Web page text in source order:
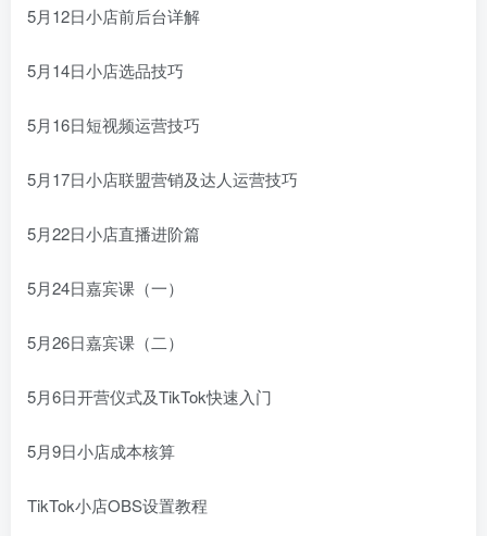
5月12日小店前后台详解
5月14日小店选品技巧
5月16日短视频运营技巧
5月17日小店联盟营销及达人运营技巧
5月22日小店直播进阶篇
5月24日嘉宾课（一）
5月26日嘉宾课（二）
5月6日开营仪式及TikTok快速入门
5月9日小店成本核算
TikTok小店OBS设置教程